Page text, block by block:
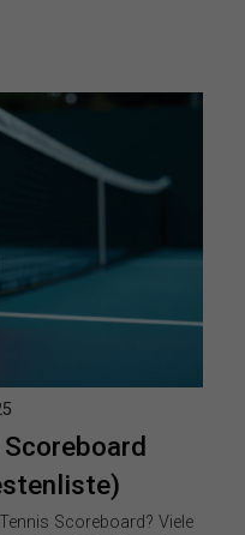
Scoreboard? Viele